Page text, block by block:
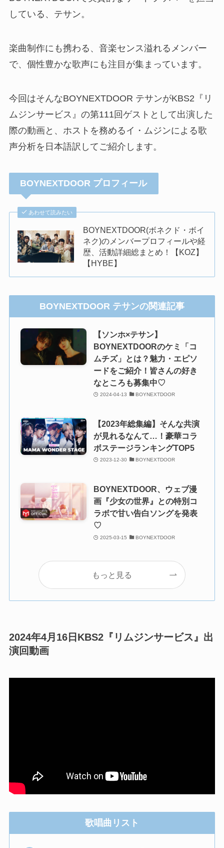
している、テサン。
楽曲制作にも携わる、音楽センス溢れるメンバー
で、個性豊かな歌声にも注目が集まっています。
今回はそんなBOYNEXTDOOR テサンがKBS2『リ
ムジンサービス』の第111回ゲストとして出演した
際の動画と、ホストを務めるイ・ムジンによる歌
声分析を日本語訳してご紹介します。
BOYNEXTDOOR プロフィール
あわせて読みたい
BOYNEXTDOOR(ボネクド・ボイ
ネク)のメンバープロフィールや経
歴、活動詳細総まとめ！【KOZ】
【HYBE】
BOYNEXTDOOR テサンの関連記事
【ソンホ×テサン】
BOYNEXTDOORのケミ「コ
ムチズ」とは？魅力・エピソ
ードをご紹介！皆さんの好き
なところも募集中♡
2024-04-13 BOYNEXTDOOR
【2023年総集編】そんな共演
が見れるなんて…！豪華コラ
ボステージランキングTOP5
2023-12-30 BOYNEXTDOOR
BOYNEXTDOOR、ウェブ漫
画『少女の世界』との特別コ
ラボで甘い告白ソングを発表
♡
2025-03-15 BOYNEXTDOOR
もっと見る
2024年4月16日KBS2『リムジンサービス』出
演回動画
歌唱曲リスト